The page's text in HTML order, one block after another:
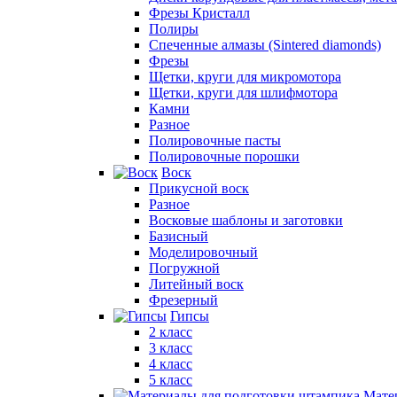
Фрезы Кристалл
Полиры
Спеченные алмазы (Sintered diamonds)
Фрезы
Щетки, круги для микромотора
Щетки, круги для шлифмотора
Камни
Разное
Полировочные пасты
Полировочные порошки
Воск
Прикусной воск
Разное
Восковые шаблоны и заготовки
Базисный
Моделировочный
Погружной
Литейный воск
Фрезерный
Гипсы
2 класс
3 класс
4 класс
5 класс